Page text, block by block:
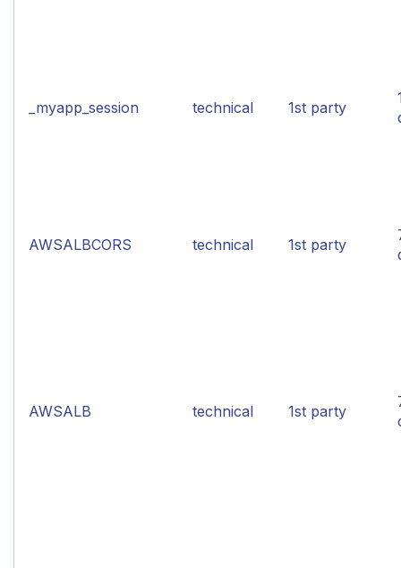
_myapp_session technical 1st party
AWSALBCORS technical 1st party
AWSALB technical 1st party